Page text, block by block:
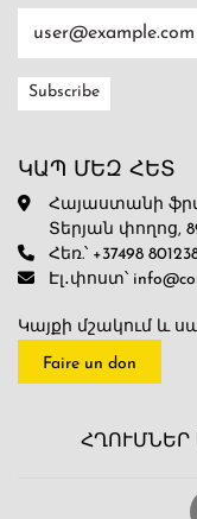
ԿԱՊ ՄԵԶ ՀԵՏ
Հայաստանի
Տերյան փողոց,
Հեռ.՝ +37498
Էլ․փոստ՝
Կայքի մշակում և
Faire un don
ՀՂՈՒՄՆԵՐ